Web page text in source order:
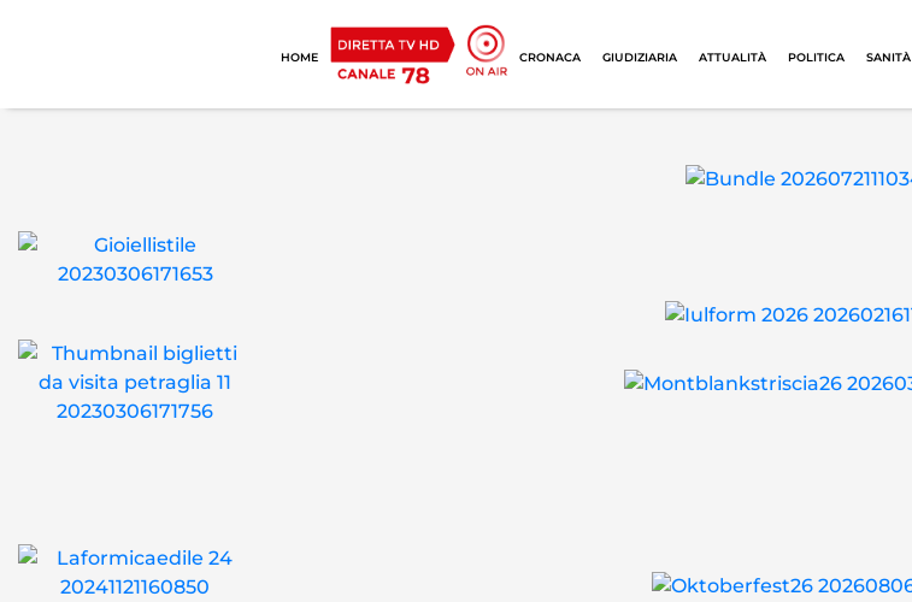
HOME CRONACA GIUDIZIARIA ATTUALITÀ POLITICA SANITÀ